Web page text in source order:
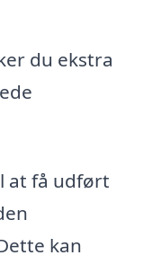
du ekstra
at få udført
kan